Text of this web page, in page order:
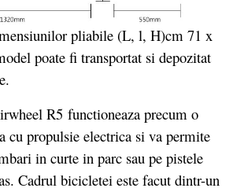
pliabile (L, l, H)cm 71 x
poate fi transportat si depozitat
R5 functioneaza precum o
cu propulsie electrica si va permite
in curte in parc sau pe pistele
Cadrul bicicletei este facut dintr-un